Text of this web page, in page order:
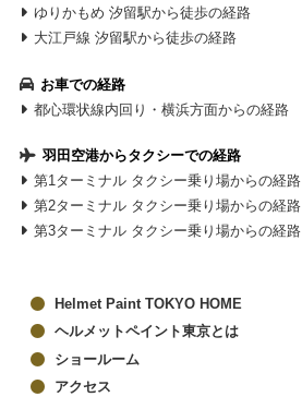
ゆりかもめ 汐留駅から徒歩の経路
大江戸線 汐留駅から徒歩の経路
お車での経路
都心環状線内回り・横浜方面からの経路
羽田空港からタクシーでの経路
第1ターミナル タクシー乗り場からの経路
第2ターミナル タクシー乗り場からの経路
第3ターミナル タクシー乗り場からの経路
Helmet Paint TOKYO HOME
ヘルメットペイント東京とは
ショールーム
アクセス